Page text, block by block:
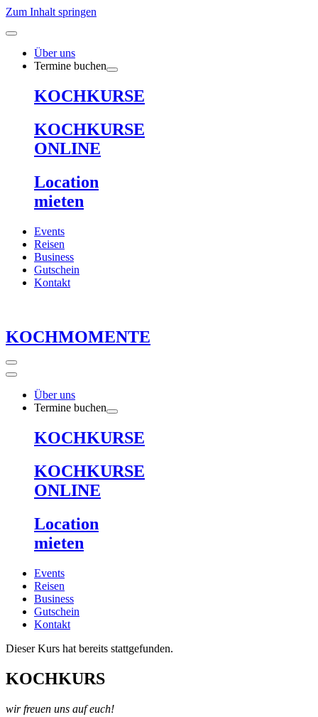
Zum Inhalt springen
Über uns
Termine buchen
KOCHKURSE
KOCHKURSE
ONLINE
Location
mieten
Events
Reisen
Business
Gutschein
Kontakt
KOCHMOMENTE
Über uns
Termine buchen
KOCHKURSE
KOCHKURSE
ONLINE
Location
mieten
Events
Reisen
Business
Gutschein
Kontakt
Dieser Kurs hat bereits stattgefunden.
KOCHKURS
wir freuen uns auf euch!